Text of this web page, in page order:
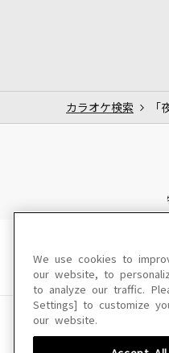
カラオケ検索 「
We use cookies to
our website, to
to analyze our traffic.
Settings] to customize
our website.